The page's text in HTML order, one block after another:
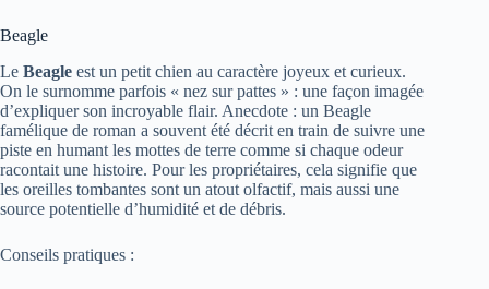
Beagle
Le Beagle est un petit chien au caractère joyeux et curieux.
On le surnomme parfois « nez sur pattes » : une façon imagée
d’expliquer son incroyable flair. Anecdote : un Beagle
famélique de roman a souvent été décrit en train de suivre une
piste en humant les mottes de terre comme si chaque odeur
racontait une histoire. Pour les propriétaires, cela signifie que
les oreilles tombantes sont un atout olfactif, mais aussi une
source potentielle d’humidité et de débris.
Conseils pratiques :